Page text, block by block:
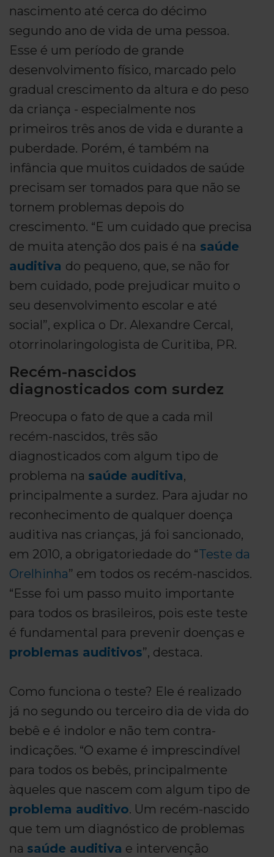
nascimento até cerca do décimo
segundo ano de vida de uma pessoa.
Esse é um período de grande
desenvolvimento físico, marcado pelo
gradual crescimento da altura e do peso
da criança - especialmente nos
primeiros três anos de vida e durante a
puberdade. Porém, é também na
infância que muitos cuidados de saúde
precisam ser tomados para que não se
tornem problemas depois do
crescimento. “E um cuidado que precisa
de muita atenção dos pais é na saúde
auditiva do pequeno, que, se não for
bem cuidado, pode prejudicar muito o
seu desenvolvimento escolar e até
social”, explica o Dr. Alexandre Cercal,
otorrinolaringologista de Curitiba, PR.
Recém-nascidos
diagnosticados com surdez
Preocupa o fato de que a cada mil
recém-nascidos, três são
diagnosticados com algum tipo de
problema na saúde auditiva,
principalmente a surdez. Para ajudar no
reconhecimento de qualquer doença
auditiva nas crianças, já foi sancionado,
em 2010, a obrigatoriedade do “Teste da
Orelhinha” em todos os recém-nascidos.
“Esse foi um passo muito importante
para todos os brasileiros, pois este teste
é fundamental para prevenir doenças e
problemas auditivos”, destaca.
Como funciona o teste? Ele é realizado
já no segundo ou terceiro dia de vida do
bebê e é indolor e não tem contra-
indicações. “O exame é imprescindível
para todos os bebês, principalmente
àqueles que nascem com algum tipo de
problema auditivo. Um recém-nascido
que tem um diagnóstico de problemas
na saúde auditiva e intervenção